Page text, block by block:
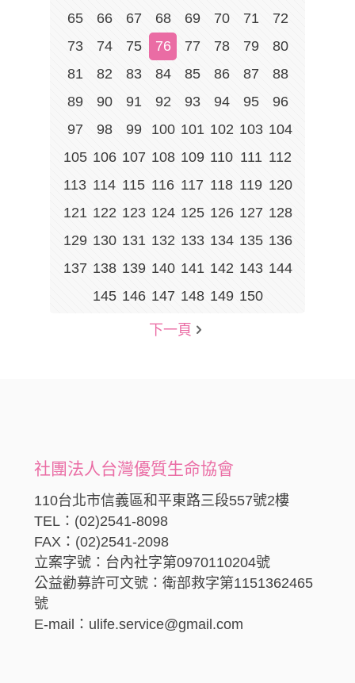
65
66 67 68 69 70 71
72
73
74 75 76 77 78 79
80
81
82 83 84 85 86 87
88
89
90 91 92 93 94 95
96
97
98 99 100 101 102 103 104
105 106 107 108 109 110 111 112
113 114 115 116 117 118 119 120
121 122 123 124 125 126 127 128
129 130 131 132 133 134 135 136
137 138 139 140 141 142 143 144
145 146 147 148 149 150
下一頁
社團法人台灣優質生命協會
110台北市信義區和平東路三段557號2樓
TEL：(02)2541-8098
FAX：(02)2541-2098
立案字號：台內社字第0970110204號
公益勸募許可文號：衛部救字第1151362465
號
E-mail：ulife.service@gmail.com